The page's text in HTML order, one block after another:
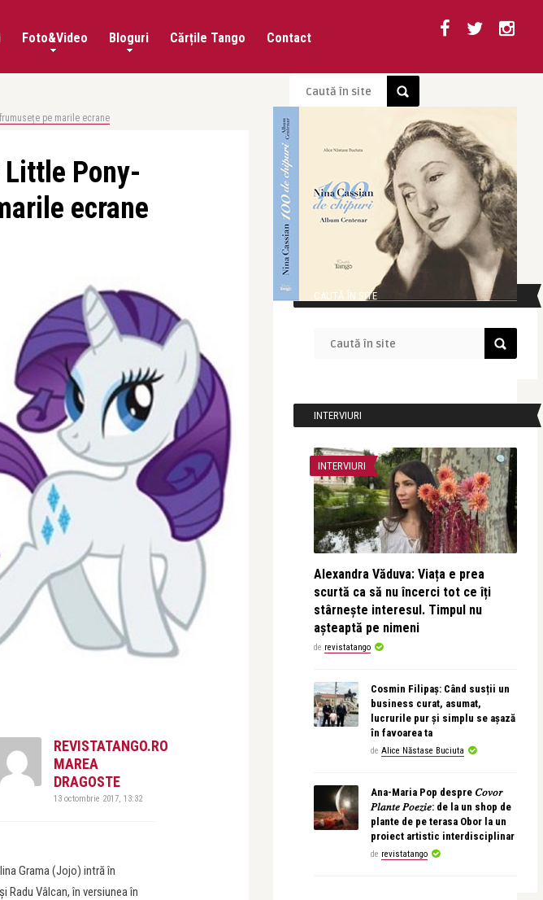
Foto&Video Bloguri Cărțile Tango Contact
pe marile ecrane
Pony-
ecrane
REVISTATANGO.RO
MAREA
DRAGOSTE
13 octombrie 2017, 13:32
Grama (Jojo) intră în
Radu Vâlcan, în versiunea în
CAUTĂ ÎN SITE
INTERVIURI
INTERVIURI
Alexandra Văduva: Viața e prea
scurtă ca să nu încerci tot ce îți
stârnește interesul. Timpul nu
așteaptă pe nimeni
de revistatango
Cosmin Filipaș: Când susții un
business curat, asumat,
lucrurile pur și simplu se așază
în favoarea ta
de Alice Năstase Buciuta
Ana-Maria Pop despre 𝐶𝑜𝑣𝑜𝑟
𝑃𝑙𝑎𝑛𝑡𝑒 𝑃𝑜𝑒𝑧𝑖𝑒: de la un shop de
plante de pe terasa Obor la un
proiect artistic interdisciplinar
de revistatango